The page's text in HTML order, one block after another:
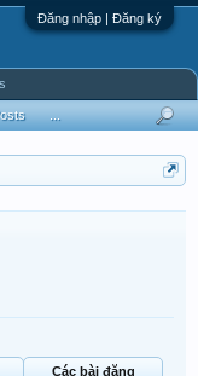
Đăng nhập | Đăng ký
Các bài đăng